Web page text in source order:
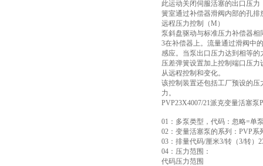
此运动关闭伺服活塞的出口压
簧室通过补偿器滑阀内部的孔排
远程压力控制（M）
泵斜盘驱动与标准压力补偿器
3在补偿器上。流量通过滑阀中
感应。当泵出口压力达到相等
压差弹簧设置加上控制端口压
从远程控制和变化。
该控制装置还包括工厂预设的
力。
PVP23X4007/21派克变量活塞
01：多泵类型，代码：忽略=单
02：变量活塞泵的系列：PVP系
03：排量代码/厘米3/转（3/转）
04：压力范围：
代码压力范围